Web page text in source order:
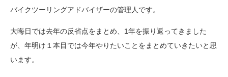
バイクツーリングアドバイザーの管理人です。
大晦日では去年の反省点をまとめ、1年を振り返ってきました
が、年明け１本目では今年やりたいことをまとめていきたいと思
います。